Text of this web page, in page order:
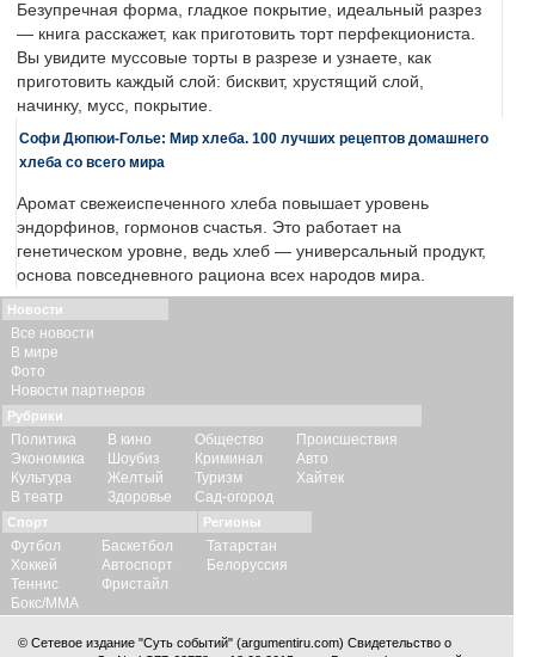
Безупречная форма, гладкое покрытие, идеальный разрез
— книга расскажет, как приготовить торт перфекциониста.
Вы увидите муссовые торты в разрезе и узнаете, как
приготовить каждый слой: бисквит, хрустящий слой,
начинку, мусс, покрытие.
Софи Дюпюи-Голье: Мир хлеба. 100 лучших рецептов домашнего
хлеба со всего мира
Аромат свежеиспеченного хлеба повышает уровень
эндорфинов, гормонов счастья. Это работает на
генетическом уровне, ведь хлеб — универсальный продукт,
основа повседневного рациона всех народов мира.
Новости
Все новости
В мире
Фото
Новости партнеров
Рубрики
Политика
Экономика
Культура
В театр
В кино
Шоубиз
Желтый
Здоровье
Общество
Криминал
Туризм
Сад-огород
Происшествия
Авто
Хайтек
Спорт
Футбол
Хоккей
Теннис
Бокс/ММА
Баскетбол
Автоспорт
Фристайл
Регионы
Татарстан
Белоруссия
© Сетевое издание "Суть событий" (argumentiru.com) Свидетельство о